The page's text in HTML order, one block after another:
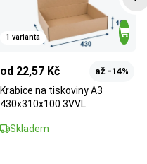
1 varianta
od 22,57 Kč až -14%
Krabice na tiskoviny A3
430x310x100 3VVL
Skladem